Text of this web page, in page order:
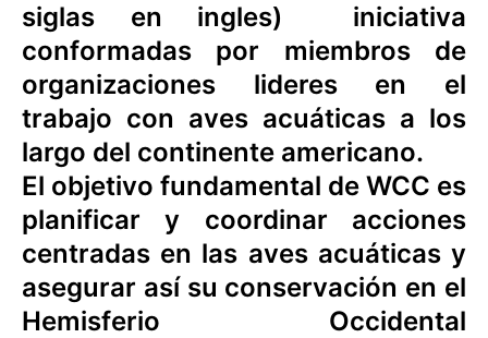
siglas en ingles) iniciativa
conformadas por miembros de
organizaciones lideres en el
trabajo con aves acuáticas a los
largo del continente americano.
El objetivo fundamental de WCC es
planificar y coordinar acciones
centradas en las aves acuáticas y
asegurar así su conservación en el
Hemisferio Occidental